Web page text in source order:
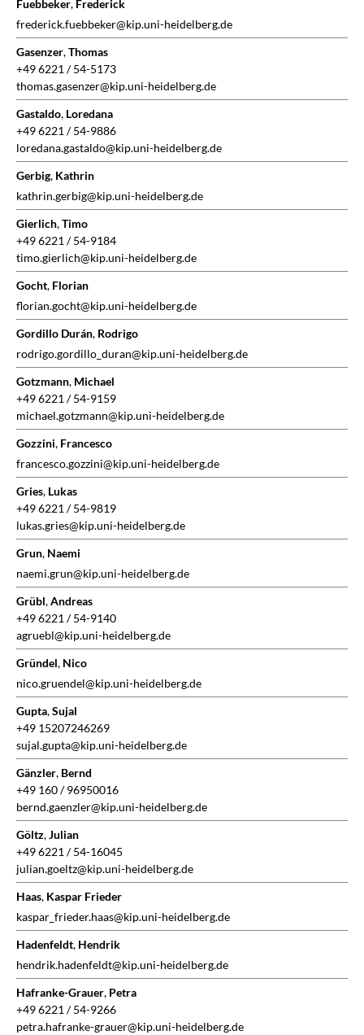
Fuebbeker, Frederick
frederick.fuebbeker@kip.uni-heidelberg.de
Gasenzer,Thomas
+49 6221 / 54-5173
thomas.gasenzer@kip.uni-heidelberg.de
Gastaldo, Loredana
+49 6221 / 54-9886
loredana.gastaldo@kip.uni-heidelberg.de
Gerbig, Kathrin
kathrin.gerbig@kip.uni-heidelberg.de
Gierlich,Timo
+49 6221 / 54-9184
timo.gierlich@kip.uni-heidelberg.de
Gocht, Florian
florian.gocht@kip.uni-heidelberg.de
Gordillo Durán, Rodrigo
rodrigo.gordillo_duran@kip.uni-heidelberg.de
Gotzmann, Michael
+49 6221 / 54-9159
michael.gotzmann@kip.uni-heidelberg.de
Gozzini, Francesco
francesco.gozzini@kip.uni-heidelberg.de
Gries, Lukas
+49 6221 / 54-9819
lukas.gries@kip.uni-heidelberg.de
Grun, Naemi
naemi.grun@kip.uni-heidelberg.de
Grübl,Andreas
+49 6221 / 54-9140
agruebl@kip.uni-heidelberg.de
Gründel, Nico
nico.gruendel@kip.uni-heidelberg.de
Gupta,Sujal
+49 15207246269
sujal.gupta@kip.uni-heidelberg.de
Gänzler, Bernd
+49 160 / 96950016
bernd.gaenzler@kip.uni-heidelberg.de
Göltz,Julian
+49 6221 / 54-16045
julian.goeltz@kip.uni-heidelberg.de
Haas, Kaspar Frieder
kaspar_frieder.haas@kip.uni-heidelberg.de
Hadenfeldt, Hendrik
hendrik.hadenfeldt@kip.uni-heidelberg.de
Hafranke-Grauer, Petra
+49 6221 / 54-9266
petra.hafranke-grauer@kip.uni-heidelberg.de